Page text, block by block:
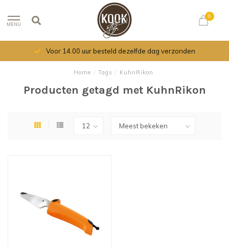
MENU
0
Voor 14.00 uur besteld dezelfde dag verzonden
Home / Tags / KuhnRikon
Producten getagd met KuhnRikon